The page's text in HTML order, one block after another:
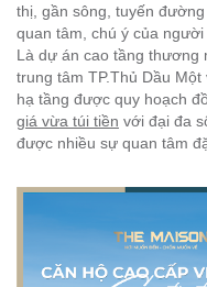
thị, gần sông, tuyến
quan tâm, chú ý của người
Là dự án cao tầng thương
trung tâm TP.Thủ Dầu Một
hạ tầng được quy hoạch
giá vừa túi tiền với đại đa
được nhiều sự quan tâm